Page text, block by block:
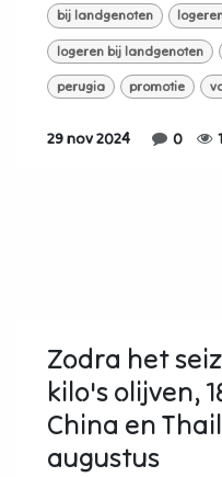
bij landgenoten
logeren bij landgenoten
perugia promotie
29 nov 2024 0
Zodra het
kilo's olijven,
China en
augustus